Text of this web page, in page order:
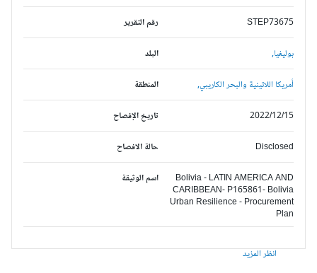
رقم التقرير STEP73675
البلد بوليفيا,
المنطقة أمريكا اللاتينية والبحر الكاريبي,
تاريخ الإفصاح 2022/12/15
حالة الافصاح Disclosed
اسم الوثيقة
Bolivia - LATIN AMERICA AND
CARIBBEAN- P165861- Bolivia
Urban Resilience - Procurement
Plan
انظر المزيد